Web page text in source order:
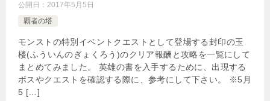
公開日： 2017年5月5日
覇者の塔
モンストの特別イベントクエストとして登場する封印の玉
楼(ふういんのぎょくろう)のクリア報酬と攻略を一覧にして
まとめてみました。 英雄の書を入手するために、出現する
ボスやクエストを確認する際に、参考にして下さい。 ※5月
5 […]